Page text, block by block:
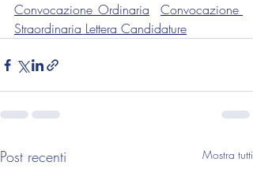
Convocazione Ordinaria
Convocazione
Straordinaria Lettera Candidature
Post recenti Mostra tutti